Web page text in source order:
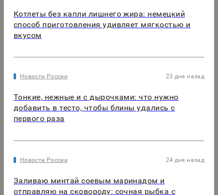
Котлеты без капли лишнего жира: немецкий
способ приготовления удивляет мягкостью и
вкусом
Новости России 23 дня назад
Тонкие, нежные и с дырочками: что нужно
добавить в тесто, чтобы блины удались с
первого раза
Новости России 24 дня назад
Заливаю минтай соевым маринадом и
отправляю на сковороду: сочная рыбка с